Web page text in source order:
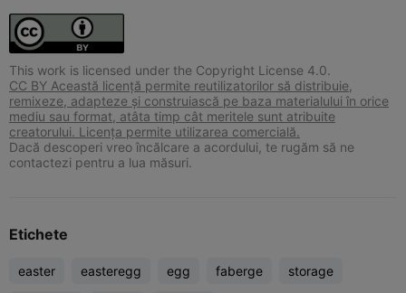
This work is licensed under the Copyright License 4.0.
CC BY Această licență permite reutilizatorilor să distribuie,
remixeze, adapteze și construiască pe baza materialului în orice
mediu sau format, atâta timp cât meritele sunt atribuite
creatorului. Licența permite utilizarea comercială.
Dacă descoperi vreo încălcare a acordului, te rugăm să ne
contactezi pentru a lua măsuri.
Etichete
easter easteregg egg faberge storage